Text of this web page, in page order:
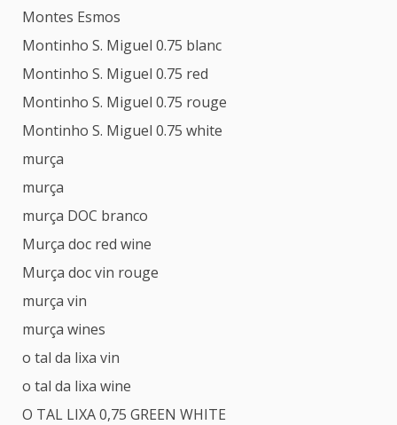
Montes Esmos
Montinho S. Miguel 0.75 blanc
Montinho S. Miguel 0.75 red
Montinho S. Miguel 0.75 rouge
Montinho S. Miguel 0.75 white
murça
murça
murça DOC branco
Murça doc red wine
Murça doc vin rouge
murça vin
murça wines
o tal da lixa vin
o tal da lixa wine
O TAL LIXA 0,75 GREEN WHITE